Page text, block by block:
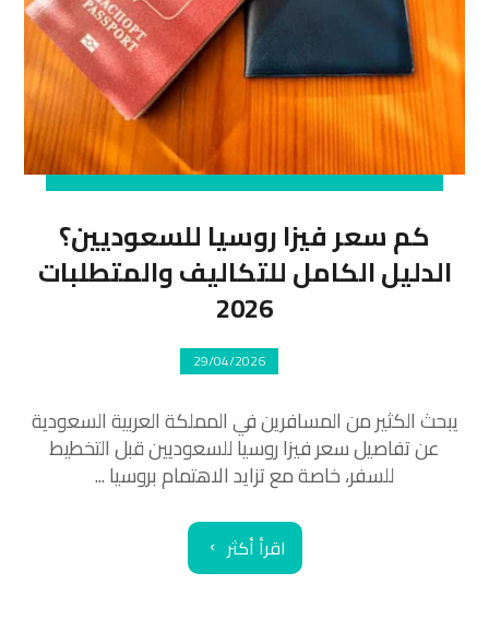
كم سعر فيزا روسيا للسعوديين؟
الدليل الكامل للتكاليف والمتطلبات
2026
29/04/2026
يبحث الكثير من المسافرين في المملكة العربية السعودية
عن تفاصيل سعر فيزا روسيا للسعوديين قبل التخطيط
للسفر، خاصة مع تزايد الاهتمام بروسيا ...
اقرأ أكثر